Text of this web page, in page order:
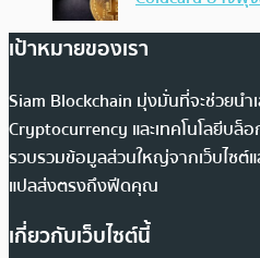
เป้าหมายของเรา
Siam Blockchain มุ่งมั่นที่จะช่วยนำ
Cryptocurrency และเทคโนโลยีบล็
รวบรวมข้อมูลส่วนใหญ่จากเว็บไซต์แ
แปลส่งตรงถึงฟีดคุณ
เกี่ยวกับเว็บไซต์นี้